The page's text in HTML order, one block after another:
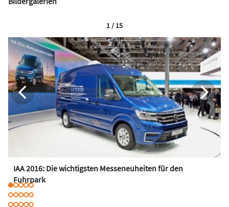
IAA 2016: Die wichtigsten Messeneuheiten für den
Fuhrpark
1 / 15